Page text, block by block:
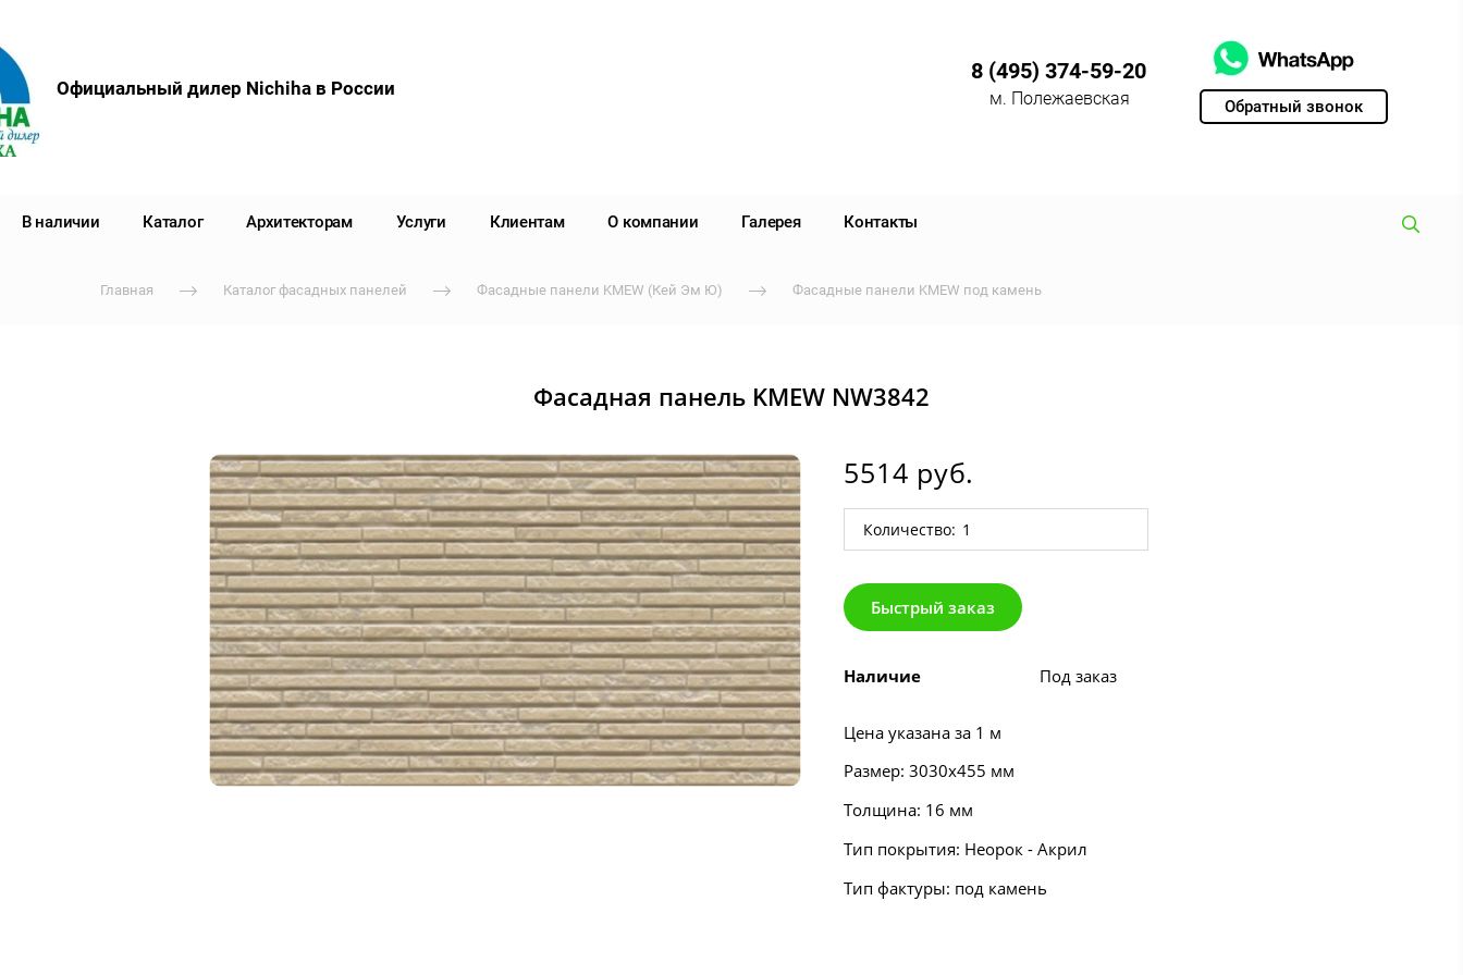
Обратный звонок
Официальный дилер Nichiha в России
8 (495) 374-59-20
м. Полежаевская
В наличии Каталог Архитекторам Услуги Клиентам О компании Галерея Контакты
Главная Каталог фасадных панелей Фасадные панели KMEW (Кей Эм Ю) Фасадные панели KMEW под камень
Фасадная панель KMEW NW3842
5514 руб.
Количество:
Быстрый заказ
Наличие Под заказ
Цена указана за 1 м
Размер: 3030х455 мм
Толщина: 16 мм
Тип покрытия: Неорок - Акрил
Тип фактуры: под камень